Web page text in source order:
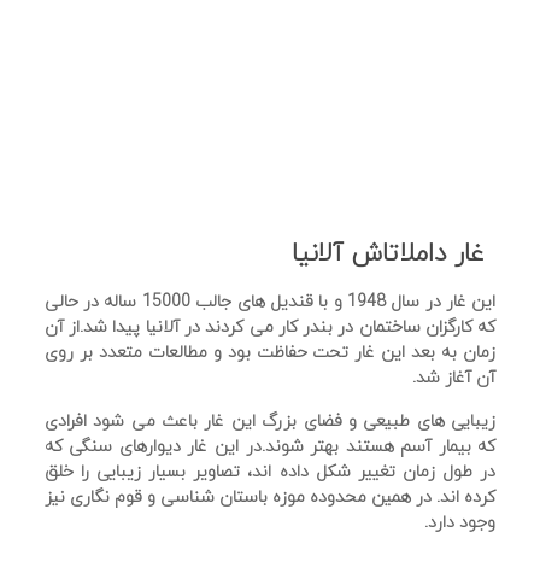
غار داملاتاش آلانیا
این غار در سال 1948 و با قندیل های جالب 15000 ساله در حالی
که کارگزان ساختمان در بندر کار می کردند در آلانیا پیدا شد.از آن
زمان به بعد این غار تحت حفاظت بود و مطالعات متعدد بر روی
آن آغاز شد.
زیبایی های طبیعی و فضای بزرگ این غار باعث می شود افرادی
که بیمار آسم هستند بهتر شوند.در این غار دیوارهای سنگی که
در طول زمان تغییر شکل داده اند، تصاویر بسیار زیبایی را خلق
کرده اند. در همین محدوده موزه باستان شناسی و قوم نگاری نیز
وجود دارد.